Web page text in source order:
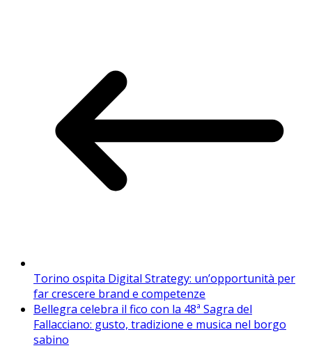
Torino ospita Digital Strategy: un’opportunità per
far crescere brand e competenze
Bellegra celebra il fico con la 48ª Sagra del
Fallacciano: gusto, tradizione e musica nel borgo
sabino